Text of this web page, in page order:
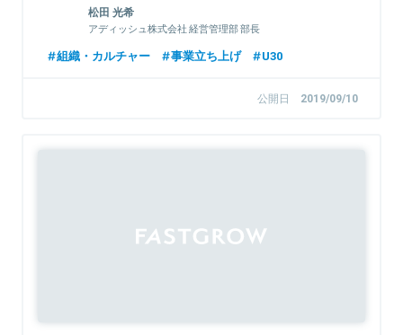
松田 光希
アディッシュ株式会社 経営管理部 部長
組織・カルチャー 事業立ち上げ U30
公開日 2019/09/10